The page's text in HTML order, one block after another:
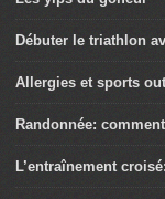
Débuter le triathlon
Allergies et sports
Randonnée:
L’entraînement